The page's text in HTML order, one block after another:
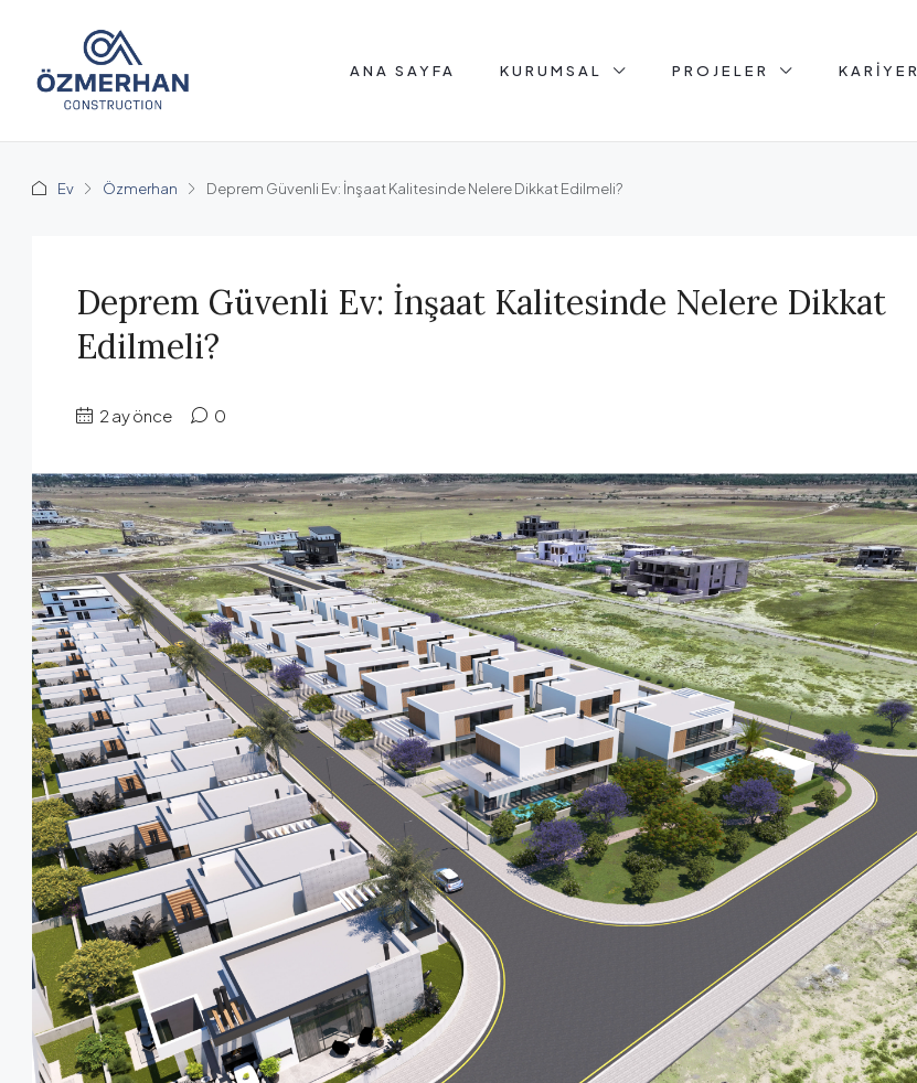
ANA SAYFA KURUMSAL PROJELER KARIYER
Ev Özmerhan Deprem Güvenli Ev: İnşaat Kalitesinde Nelere Dikkat Edilmeli?
Deprem Güvenli Ev: İnşaat Kalitesinde Nelere Dikkat
Edilmeli?
2 ay önce 0